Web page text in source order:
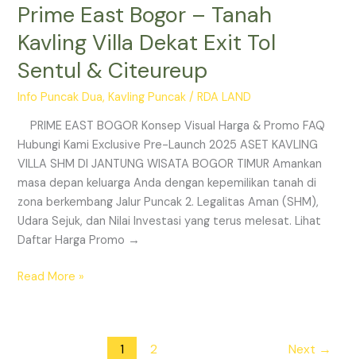
Prime East Bogor – Tanah
Kavling Villa Dekat Exit Tol
Sentul & Citeureup
Info Puncak Dua,Kavling Puncak /RDA LAND
PRIME EAST BOGOR Konsep Visual Harga & Promo FAQ
Hubungi Kami Exclusive Pre-Launch 2025 ASET KAVLING
VILLA SHM DI JANTUNG WISATA BOGOR TIMUR Amankan
masa depan keluarga Anda dengan kepemilikan tanah di
zona berkembang Jalur Puncak 2. Legalitas Aman (SHM),
Udara Sejuk, dan Nilai Investasi yang terus melesat. Lihat
Daftar Harga Promo →
Read More »
1 2 Next →